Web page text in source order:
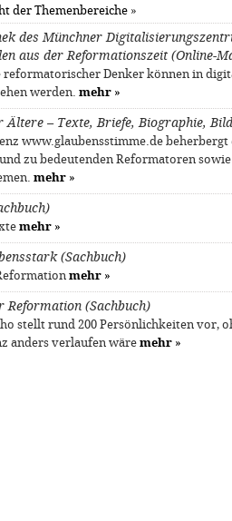
der Themenbereiche »
des Münchner
aus der Reformationszeit (Online-
reformatorischer Denker können in
werden. mehr »
Ältere – Texte, Briefe, Biographie,
www.glaubensstimme.de
zu bedeutenden Reformatoren sowie
mehr »
mehr »
(Sachbuch)
mehr »
Reformation (Sachbuch)
stellt rund 200 Persönlichkeiten vor,
anders verlaufen wäre mehr »